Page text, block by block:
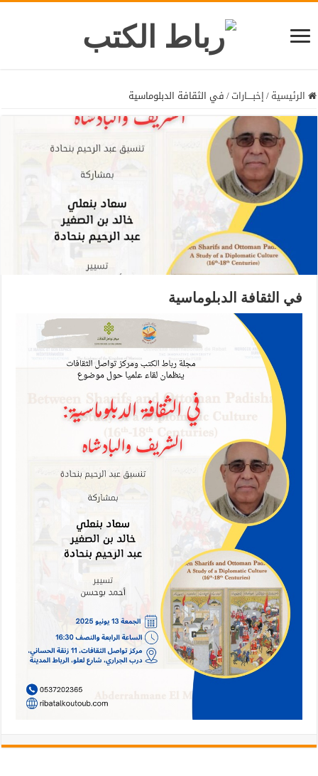
الرئيسية/إخبــــارات/في الثقافة الدبلوماسية
في الثقافة الدبلوماسية